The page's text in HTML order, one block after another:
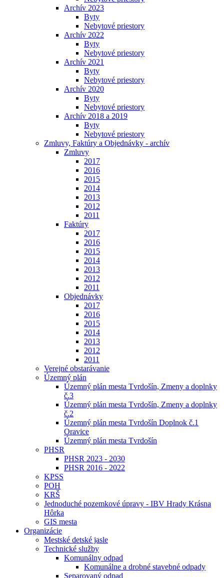
Archív 2023
Byty
Nebytové priestory
Archív 2022
Byty
Nebytové priestory
Archív 2021
Byty
Nebytové priestory
Archív 2020
Byty
Nebytové priestory
Archív 2018 a 2019
Byty
Nebytové priestory
Zmluvy, Faktúry a Objednávky - archív
Zmluvy
2017
2016
2015
2014
2013
2012
2011
Faktúry
2017
2016
2015
2014
2013
2012
2011
Objednávky
2017
2016
2015
2014
2013
2012
2011
Verejné obstarávanie
Územný plán
Územný plán mesta Tvrdošín, Zmeny a doplnky
č.3
Územný plán mesta Tvrdošín, Zmeny a doplnky
č.2
Územný plán mesta Tvrdošín Doplnok č.1
Oravice
Územný plán mesta Tvrdošín
PHSR
PHSR 2023 - 2030
PHSR 2016 - 2022
KPSS
POH
KRŠ
Jednoduché pozemkové úpravy - IBV Hrady Krásna
Hôrka
GIS mesta
Organizácie
Mestské detské jasle
Technické služby
Komunálny odpad
Komunálne a drobné stavebné odpady
Separovaný odpad